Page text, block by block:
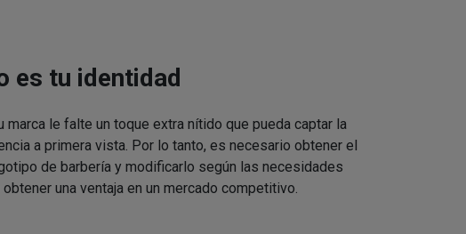
es tu identidad
marca le falte un toque extra nítido que pueda captar la
a primera vista. Por lo tanto, es necesario obtener el
de barbería y modificarlo según las necesidades
una ventaja en un mercado competitivo.